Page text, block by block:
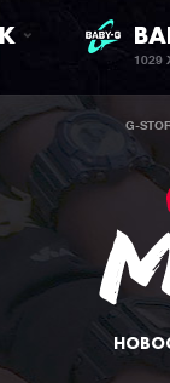
1029
G-